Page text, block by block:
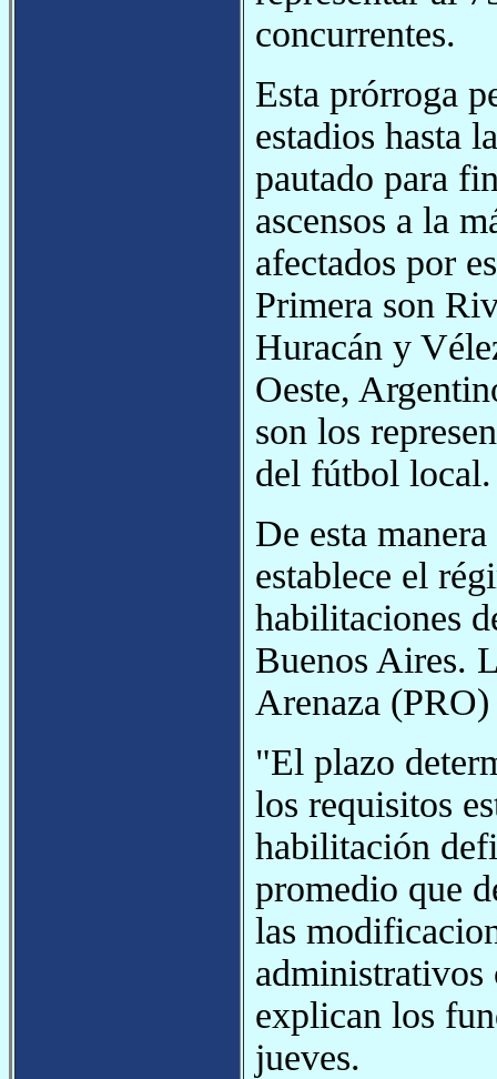
concurrentes.
Esta prórroga
estadios hasta
pautado para
ascensos a la
afectados por
Primera son
Huracán y
Oeste,
son los
del fútbol local.
De esta
establece el
habilitaciones
Buenos Aires.
Arenaza
"El plazo
los requisitos
habilitación
promedio que
las
explican los
jueves.